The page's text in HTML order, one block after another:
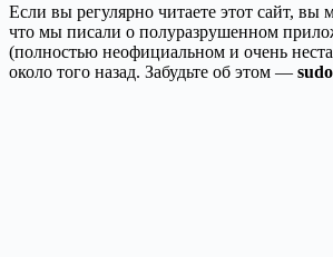
Если вы регулярно читаете этот сайт, вы
что мы писали о полуразрушенном
(полностью неофициальном и очень
около того назад. Забудьте об этом —